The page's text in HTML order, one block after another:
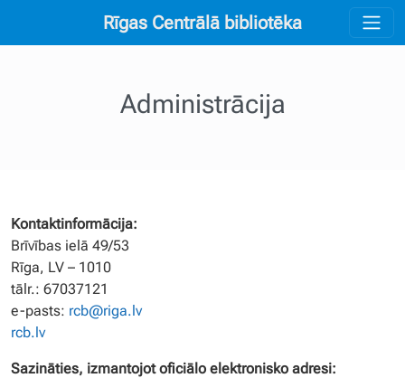
Rīgas Centrālā bibliotēka
Administrācija
Kontaktinformācija:
Brīvības ielā 49/53
Rīga, LV – 1010
tālr.: 67037121
e-pasts: rcb@riga.lv
rcb.lv
Sazināties, izmantojot oficiālo elektronisko adresi: